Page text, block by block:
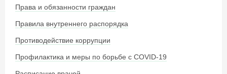
Права и обязанности граждан
Правила внутреннего распорядка
Противодействие коррупции
Профилактика и меры по борьбе с COVID-19